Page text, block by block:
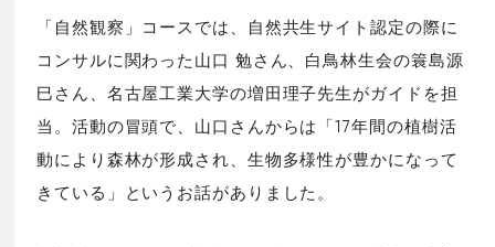
「自然観察」コースでは、自然共生サイト認定の際に
コンサルに関わった山口 勉さん、白鳥林生会の簑島源
巳さん、名古屋工業大学の増田理子先生がガイドを担
当。活動の冒頭で、山口さんからは「17年間の植樹活
動により森林が形成され、生物多様性が豊かになって
きている」というお話がありました。